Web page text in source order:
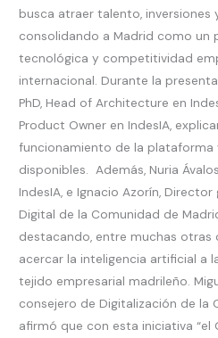
busca atraer talento, inversiones
consolidando a Madrid como un
tecnológica y competitividad
internacional. Durante la
PhD, Head of Architecture en
Product Owner en IndesIA,
funcionamiento de la
disponibles. Además, Nuria
IndesIA, e Ignacio Azorín,
Digital de la Comunidad de
destacando, entre muchas otras
acercar la inteligencia artificial a
tejido empresarial madrileño.
consejero de Digitalización de la
afirmó que con esta iniciativa “el